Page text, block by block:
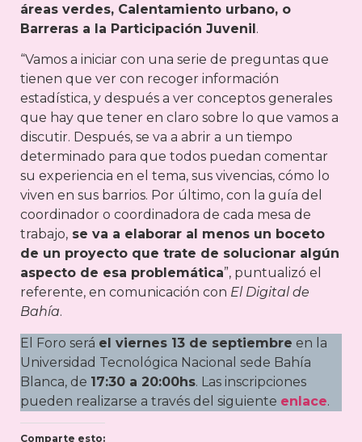
áreas verdes, Calentamiento urbano, o
Barreras a la Participación Juvenil.
“Vamos a iniciar con una serie de preguntas que
tienen que ver con recoger información
estadística, y después a ver conceptos generales
que hay que tener en claro sobre lo que vamos a
discutir. Después, se va a abrir a un tiempo
determinado para que todos puedan comentar
su experiencia en el tema, sus vivencias, cómo lo
viven en sus barrios. Por último, con la guía del
coordinador o coordinadora de cada mesa de
trabajo, se va a elaborar al menos un boceto
de un proyecto que trate de solucionar algún
aspecto de esa problemática”, puntualizó el
referente, en comunicación con El Digital de
Bahía.
El Foro será el viernes 13 de septiembre en la
Universidad Tecnológica Nacional sede Bahía
Blanca, de 17:30 a 20:00hs. Las inscripciones
pueden realizarse a través del siguiente enlace.
Comparte esto: